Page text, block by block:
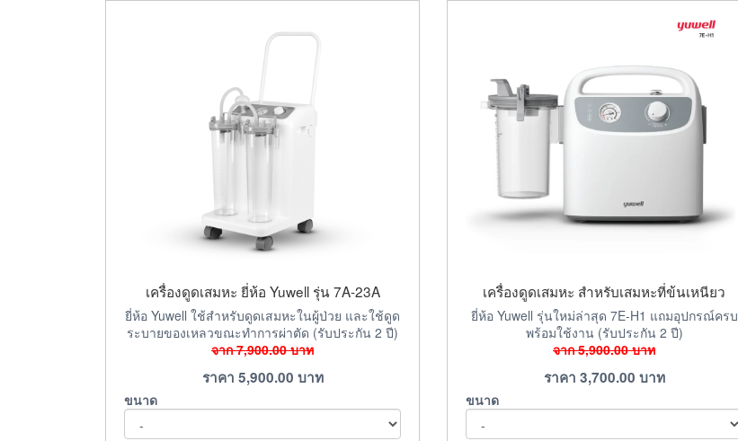
เครื่องดูดเสมหะ ยี่ห้อ Yuwell รุ่น 7A-23A
ยี่ห้อ Yuwell ใช้สำหรับดูดเสมหะในผู้ป่วย และใช้ดูด
ระบายของเหลวขณะทำการผ่าตัด (รับประกัน 2 ปี)
จาก7,900.00บาท
ราคา 5,900.00 บาท
ขนาด
เครื่องดูดเสมหะ สำหรับเสมหะที่ข้นเหนียว
ยี่ห้อ Yuwell รุ่นใหม่ล่าสุด 7E-H1 แถมอุปกรณ์ครบ
พร้อมใช้งาน (รับประกัน 2 ปี)
จาก5,900.00บาท
ราคา 3,700.00 บาท
ขนาด